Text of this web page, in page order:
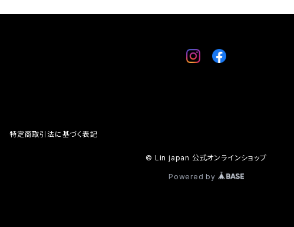
特定商取引法に基づく表記
© Lin japan 公式オンラインショップ
Powered by